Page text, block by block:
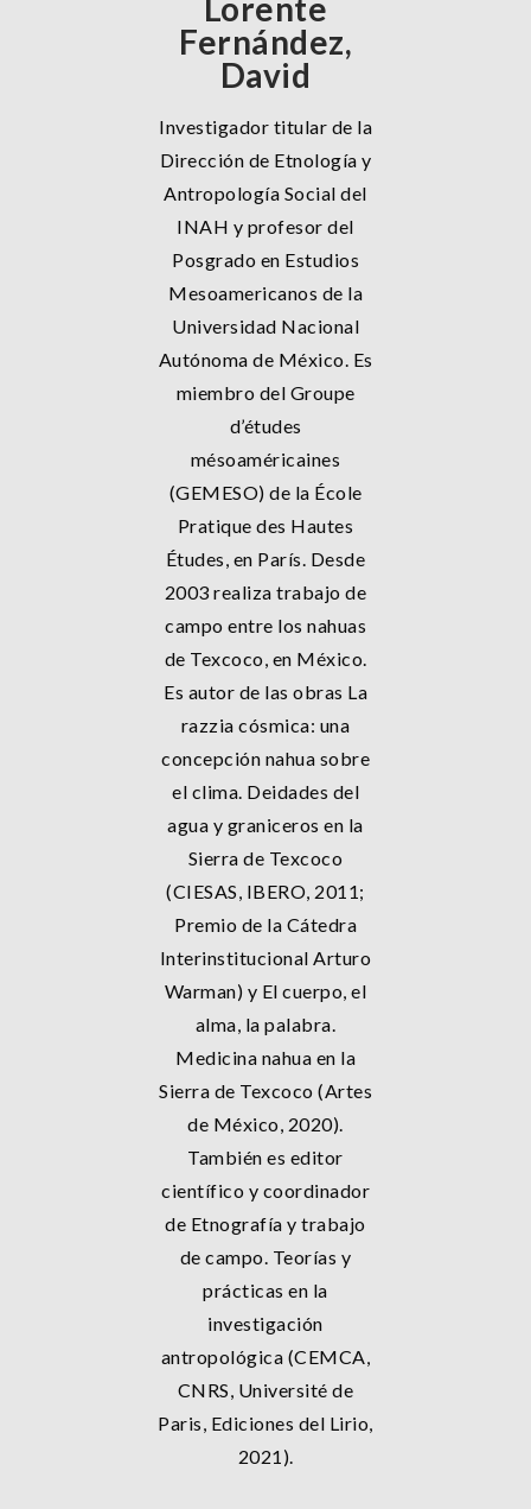
Lorente
Fernández,
David
Investigador titular de la
Dirección de Etnología y
Antropología Social del
INAH y profesor del
Posgrado en Estudios
Mesoamericanos de la
Universidad Nacional
Autónoma de México. Es
miembro del Groupe
d’études
mésoaméricaines
(GEMESO) de la École
Pratique des Hautes
Études, en París. Desde
2003 realiza trabajo de
campo entre los nahuas
de Texcoco, en México.
Es autor de las obras La
razzia cósmica: una
concepción nahua sobre
el clima. Deidades del
agua y graniceros en la
Sierra de Texcoco
(CIESAS, IBERO, 2011;
Premio de la Cátedra
Interinstitucional Arturo
Warman) y El cuerpo, el
alma, la palabra.
Medicina nahua en la
Sierra de Texcoco (Artes
de México, 2020).
También es editor
científico y coordinador
de Etnografía y trabajo
de campo. Teorías y
prácticas en la
investigación
antropológica (CEMCA,
CNRS, Université de
Paris, Ediciones del Lirio,
2021).